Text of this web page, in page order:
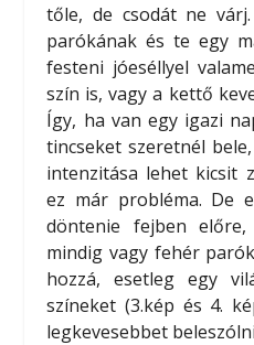
tőle, de csodát ne
parókának és te egy
festeni jóeséllyel
szín is, vagy a kettő
Így, ha van egy igazi
tincseket szeretnél
intenzitása lehet kicsit
ez már probléma. De
döntenie fejben
mindig vagy fehér
hozzá, esetleg egy
színeket (3.kép és 4.
legkevesebbet